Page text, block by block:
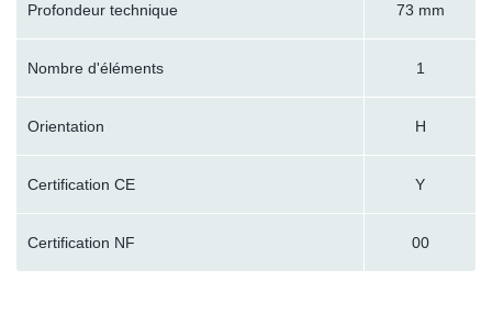
Profondeur technique 73 mm
Nombre d'éléments 1
Orientation H
Certification CE Y
Certification NF 00